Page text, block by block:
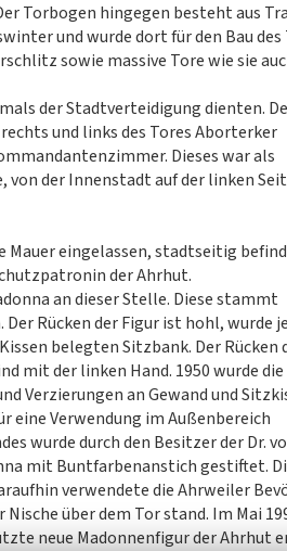
Torbogen hingegen besteht aus
und wurde dort für den Bau des
sowie massive Tore wie sie
der Stadtverteidigung dienten.
und links des Tores Aborterker
Dieses war als
der Innenstadt auf der linken
eingelassen, stadtseitig
der Ahrhut.
an dieser Stelle. Diese stammt
Rücken der Figur ist hohl, wurde
belegten Sitzbank. Der Rücken
mit der linken Hand. 1950 wurde
Verzierungen an Gewand und
eine Verwendung im Außenbereich
wurde durch den Besitzer der Dr.
mit Buntfarbenanstich gestiftet.
verwendete die Ahrweiler
über dem Tor stand. Im Mai
neue Madonnenfigur der Ahrhut